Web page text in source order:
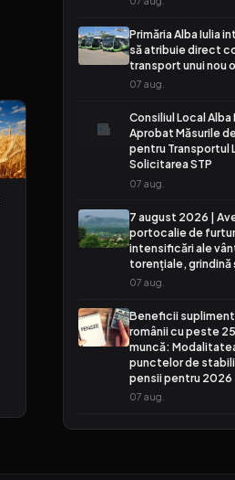
Primăria Alba Iulia
să atribuie direct
transport unui nou
07 aug.
Consiliul Local Alba
Aprobat Măsurile
pentru Transportul
Solicitarea STP
07 aug.
7 august 2026 |
portocalie de
intensificări ale
torențiale, grindină
07 aug.
Beneficii
românii cu peste
muncă:
punctelor de
pensii pentru 2026
07 aug.